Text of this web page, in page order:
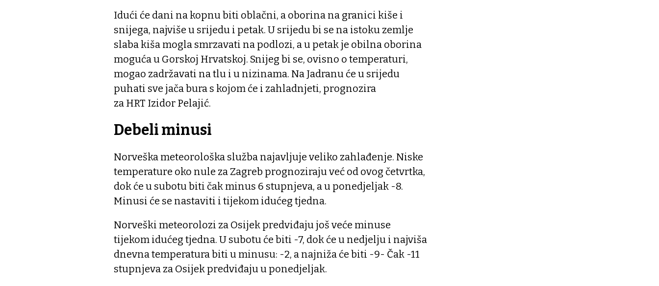
Idući će dani na kopnu biti oblačni, a oborina na granici kiše i
snijega, najviše u srijedu i petak. U srijedu bi se na istoku zemlje
slaba kiša mogla smrzavati na podlozi, a u petak je obilna oborina
moguća u Gorskoj Hrvatskoj. Snijeg bi se, ovisno o temperaturi,
mogao zadržavati na tlu i u nizinama. Na Jadranu će u srijedu
puhati sve jača bura s kojom će i zahladnjeti, prognozira
za HRT Izidor Pelajić.
Debeli minusi
Norveška meteorološka služba najavljuje veliko zahlađenje. Niske
temperature oko nule za Zagreb prognoziraju već od ovog četvrtka,
dok će u subotu biti čak minus 6 stupnjeva, a u ponedjeljak -8.
Minusi će se nastaviti i tijekom idućeg tjedna.
Norveški meteorolozi za Osijek predviđaju još veće minuse
tijekom idućeg tjedna. U subotu će biti -7, dok će u nedjelju i najviša
dnevna temperatura biti u minusu: -2, a najniža će biti -9- Čak -11
stupnjeva za Osijek predviđaju u ponedjeljak.